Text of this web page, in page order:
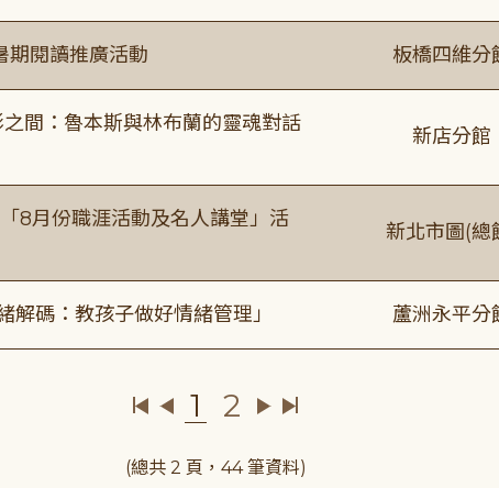
期閱讀推廣活動 板橋四維分
之間：魯本斯與林布蘭的靈魂對話
新店分館
8月份職涯活動及名人講堂」活
新北市圖(總
解碼：教孩子做好情緒管理」 蘆洲永平分
1 2
(總共 2 頁，44 筆資料)